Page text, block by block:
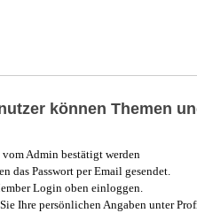
können Themen
Admin bestätigt werden
das Passwort per Email gesendet.
Login oben einloggen.
Ihre persönlichen Angaben unter